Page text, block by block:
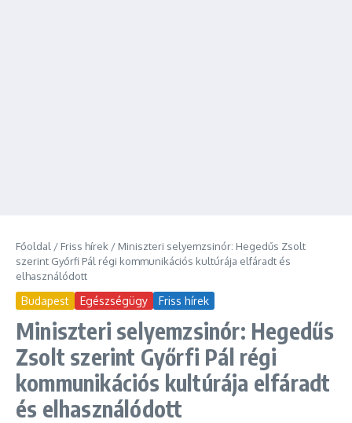
Főoldal / Friss hírek / Miniszteri selyemzsinór: Hegedűs Zsolt
szerint Győrfi Pál régi kommunikációs kultúrája elfáradt és
elhasználódott
Budapest Egészségügy Friss hírek
Miniszteri selyemzsinór: Hegedűs
Zsolt szerint Győrfi Pál régi
kommunikációs kultúrája elfáradt
és elhasználódott